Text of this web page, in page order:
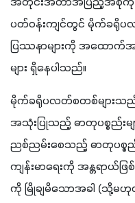
ပတ်ဝန်းကျင်တွင် မိုက်ခရိုပ
ပြဿနာများကို အထောက်
များ ရှိနေပါသည်။
မိုက်ခရိုပလတ်စတစ်များ
အသုံးပြုသည့် ဓာတုပစ္စည်း
ညစ်ညမ်းစေသည့် ဓာတုပစ္စ
ကျန်းမာရေးကို အန္တရာယ်
ကို မြိုချမိသောအခါ (သို့